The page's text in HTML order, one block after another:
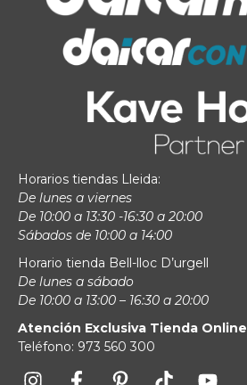
Horarios tiendas Lleida:
De lunes a viernes
De 10:00 a 13:30 -16:30 a 20:00
Sábados de 10:00 a 14:00
Horario tienda Bell-lloc D’urgell
De lunes a sábado
De 10:00 a 13:00 – 16:30 a 20:00
Atención Exclusiva Tienda Online
Teléfono: 973 560 300